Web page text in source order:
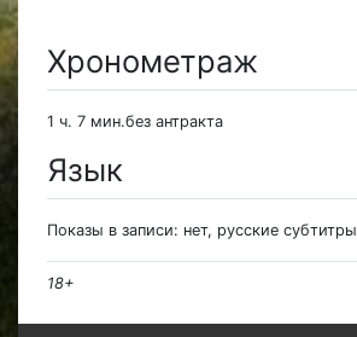
Хронометраж
1 ч. 7 мин.без антракта
Язык
Показы в записи: нет, русские субтитры
18+